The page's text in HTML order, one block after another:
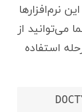
نرم‌افزارها
می‌توانید از
استفاده